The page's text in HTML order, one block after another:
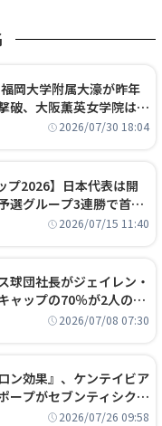
岡大学附属大濠が昨年
破、大阪薫英女学院は岐
目試合結果2026/07/30 18:04
プ2026】日本代表は開
選グループ3連勝で首位
エジプトに決定2026/07/15 11:40
球団社長がジェイレン・
ャップの70％が2人の選
勝てない」2026/07/08 07:30
ン効果』、ケンテイビア
ープがセブンティシクサ
2026/07/26 09:58